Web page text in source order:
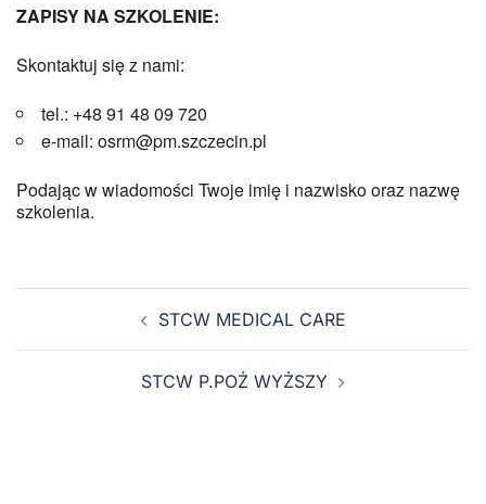
ZAPISY NA SZKOLENIE:
Skontaktuj się z nami:
tel.: +48 91 48 09 720
e-mail: osrm@pm.szczecin.pl
Podając w wiadomości Twoje imię i nazwisko oraz nazwę
szkolenia.
STCW MEDICAL CARE
STCW P.POŻ WYŻSZY